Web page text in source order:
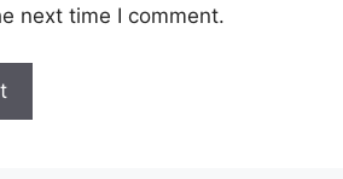
next time I comment.